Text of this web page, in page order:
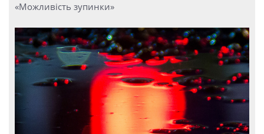
«Можливість зупинки»